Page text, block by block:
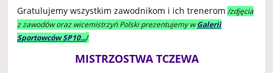
Gratulujemy wszystkim zawodnikom i ich trenerom /zdjęcia
z zawodów oraz wicemistrzyń Polski prezentujemy wGalerii
Sportowców SP10.../
MISTRZOSTWA TCZEWA